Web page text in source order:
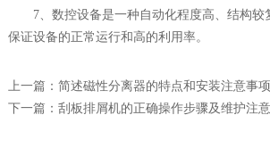
7、数控设备是一种自动化程度高、结构较
保证设备的正常运行和高的利用率。
上一篇： 简述磁性分离器的特点和安装注意事项
下一篇： 刮板排屑机的正确操作步骤及维护注